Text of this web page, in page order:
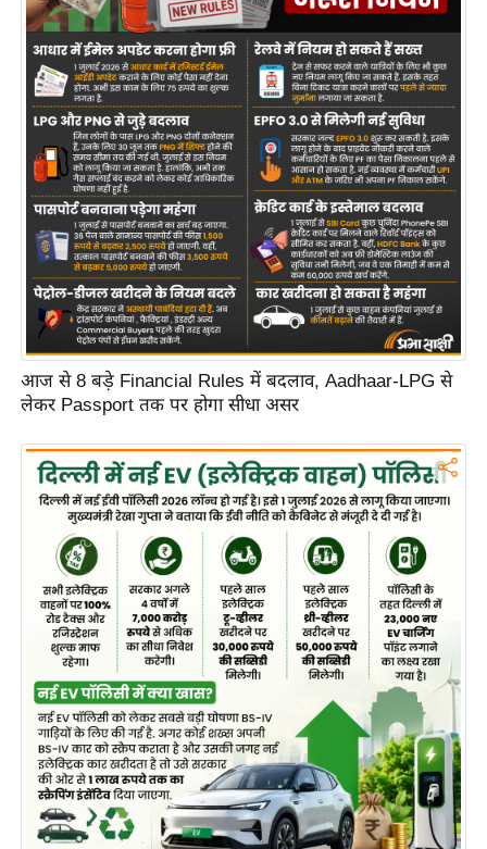
आज से 8 बड़े Financial Rules में बदलाव, Aadhaar-LPG से
लेकर Passport तक पर होगा सीधा असर